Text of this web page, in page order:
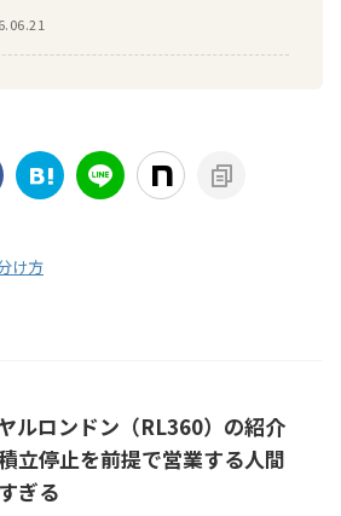
け方
ルロンドン（RL360）の紹介
立停止を前提で営業する人間
ぎる